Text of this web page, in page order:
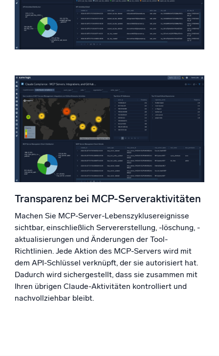
Transparenz bei MCP-Serveraktivitäten
Machen Sie MCP-Server-Lebenszyklusereignisse
sichtbar, einschließlich Servererstellung, -löschung, -
aktualisierungen und Änderungen der Tool-
Richtlinien. Jede Aktion des MCP-Servers wird mit
dem API-Schlüssel verknüpft, der sie autorisiert hat.
Dadurch wird sichergestellt, dass sie zusammen mit
Ihren übrigen Claude-Aktivitäten kontrolliert und
nachvollziehbar bleibt.